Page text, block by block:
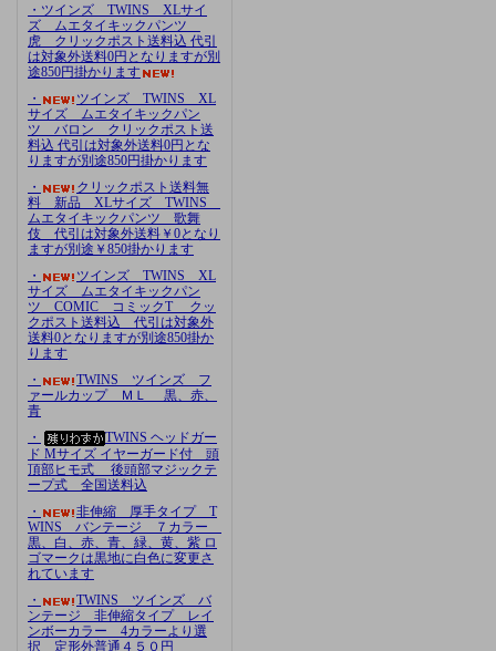
・ツインズ TWINS XLサイ
ズ ムエタイキックパンツ
虎 クリックポスト送料込 代引
は対象外送料0円となりますが別
途850円掛かります
・
ツインズ TWINS XL
サイズ ムエタイキックパン
ツ バロン クリックポスト送
料込 代引は対象外送料0円とな
りますが別途850円掛かります
・
クリックポスト送料無
料 新品 XLサイズ TWINS
ムエタイキックパンツ 歌舞
伎 代引は対象外送料￥0となり
ますが別途￥850掛かります
・
ツインズ TWINS XL
サイズ ムエタイキックパン
ツ COMIC コミックT クッ
クポスト送料込 代引は対象外
送料0となりますが別途850掛か
ります
・
TWINS ツインズ フ
ァールカップ ＭＬ 黒、赤、
青
・
TWINS ヘッドガー
ド Mサイズ イヤーガード付 頭
頂部ヒモ式 後頭部マジックテ
ープ式 全国送料込
・
非伸縮 厚手タイプ T
WINS バンテージ ７カラー
黒、白、赤、青、緑、黄、紫 ロ
ゴマークは黒地に白色に変更さ
れています
・
TWINS ツインズ バ
ンテージ 非伸縮タイプ レイ
ンボーカラー 4カラーより選
択 定形外普通４５０円